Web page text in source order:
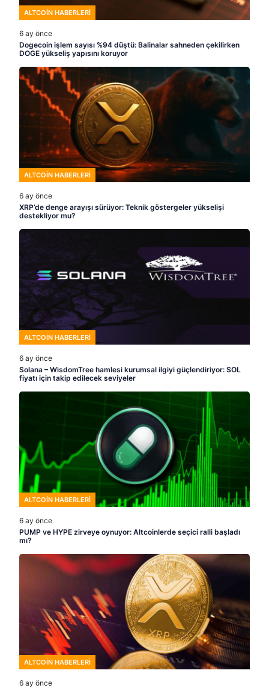
ALTCOIN HABERLERI
6 ay önce
Dogecoin işlem sayısı %94 düştü: Balinalar sahneden çekilirken
DOGE yükseliş yapısını koruyor
ALTCOIN HABERLERI
6 ay önce
XRP’de denge arayışı sürüyor: Teknik göstergeler yükselişi
destekliyor mu?
ALTCOIN HABERLERI
6 ay önce
Solana – WisdomTree hamlesi kurumsal ilgiyi güçlendiriyor: SOL
fiyatı için takip edilecek seviyeler
ALTCOIN HABERLERI
6 ay önce
PUMP ve HYPE zirveye oynuyor: Altcoinlerde seçici ralli başladı
mı?
ALTCOIN HABERLERI
6 ay önce